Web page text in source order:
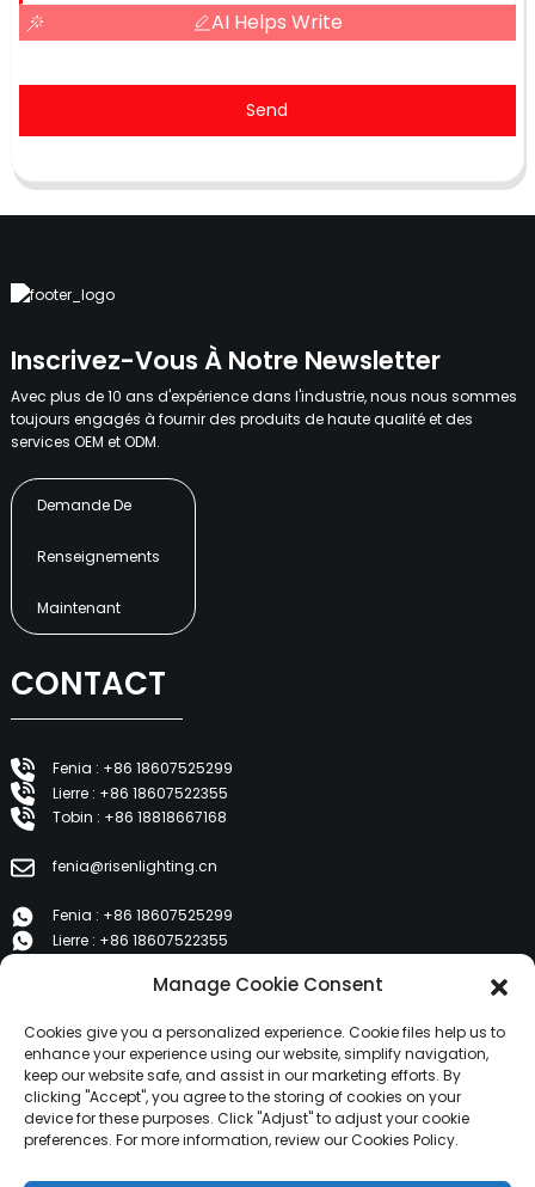
AI Helps Write
Send
Inscrivez-Vous À Notre Newsletter
Avec plus de 10 ans d'expérience dans l'industrie, nous nous sommes
toujours engagés à fournir des produits de haute qualité et des
services OEM et ODM.
Demande De
Renseignements
Maintenant
CONTACT
Fenia : +86 18607525299
Lierre : +86 18607522355
Tobin : +86 18818667168
fenia@risenlighting.cn
Fenia : +86 18607525299
Lierre : +86 18607522355
PRODUITS
Produits
Manage Cookie Consent
Cookies give you a personalized experience. Cookie files help us to
enhance your experience using our website, simplify navigation,
keep our website safe, and assist in our marketing efforts. By
clicking "Accept", you agree to the storing of cookies on your
device for these purposes. Click "Adjust" to adjust your cookie
preferences. For more information, review our Cookies Policy.